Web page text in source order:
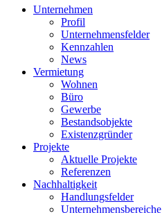
Unternehmen
Profil
Unternehmensfelder
Kennzahlen
News
Vermietung
Wohnen
Büro
Gewerbe
Bestandsobjekte
Existenzgründer
Projekte
Aktuelle Projekte
Referenzen
Nachhaltigkeit
Handlungsfelder
Unternehmensbereiche